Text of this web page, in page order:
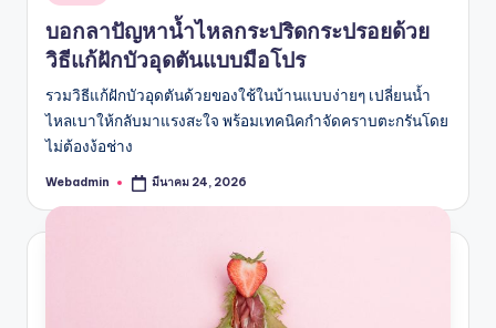
in
บอกลาปัญหาน้ำไหลกระปริดกระปรอยด้วย
วิธีแก้ฝักบัวอุดตันแบบมือโปร
รวมวิธีแก้ฝักบัวอุดตันด้วยของใช้ในบ้านแบบง่ายๆ เปลี่ยนน้ำ
ไหลเบาให้กลับมาแรงสะใจ พร้อมเทคนิคกำจัดคราบตะกรันโดย
ไม่ต้องง้อช่าง
Posted
Webadmin มีนาคม 24, 2026